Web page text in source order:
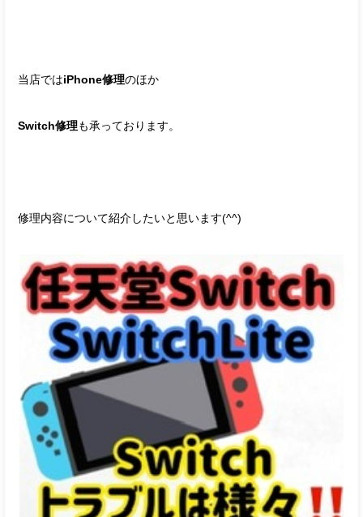
当店ではiPhone修理のほか
Switch修理も承っております。
修理内容について紹介したいと思います(^^)